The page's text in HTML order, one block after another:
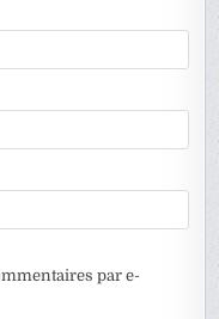
par e-